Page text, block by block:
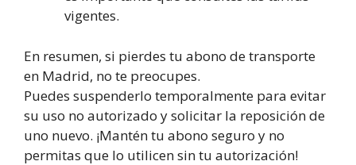
vigentes.
En resumen, si pierdes tu abono de transporte
en Madrid, no te preocupes.
Puedes suspenderlo temporalmente para evitar
su uso no autorizado y solicitar la reposición de
uno nuevo. ¡Mantén tu abono seguro y no
permitas que lo utilicen sin tu autorización!